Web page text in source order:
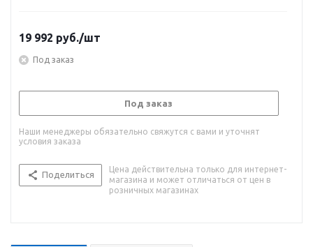
19 992 руб./шт
Под заказ
Под заказ
Наши менеджеры обязательно свяжутся с вами и уточнят
условия заказа
Поделиться
Цена действительна только для интернет-
магазина и может отличаться от цен в
розничных магазинах